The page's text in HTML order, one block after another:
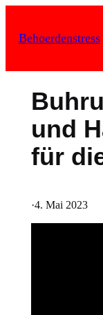
Inhalt
Behoerdenstress
und
für
·4. Mai 2023